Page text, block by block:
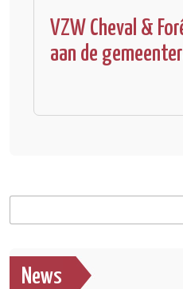
VZW Cheval &
aan de
News